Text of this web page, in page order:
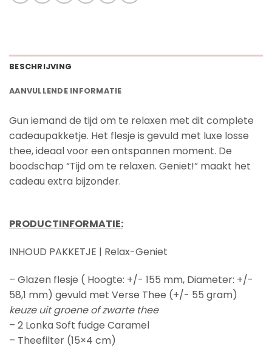
BESCHRIJVING
AANVULLENDE INFORMATIE
Gun iemand de tijd om te relaxen met dit complete
cadeaupakketje. Het flesje is gevuld met luxe losse
thee, ideaal voor een ontspannen moment. De
boodschap “Tijd om te relaxen. Geniet!” maakt het
cadeau extra bijzonder.
PRODUCTINFORMATIE:
INHOUD PAKKETJE | Relax-Geniet
– Glazen flesje ( Hoogte: +/- 155 mm, Diameter: +/-
58,1 mm) gevuld met Verse Thee (+/- 55 gram)
keuze uit groene of zwarte thee
– 2 Lonka Soft fudge Caramel
– Theefilter (15×4 cm)